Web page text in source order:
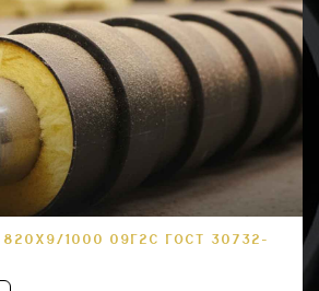
1000 09Г2С ГОСТ 30732-